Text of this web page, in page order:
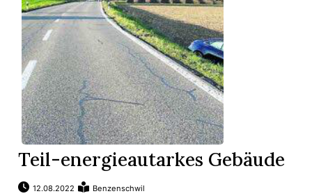
Teil-energieautarkes Gebäude
12.08.2022 Benzenschwil